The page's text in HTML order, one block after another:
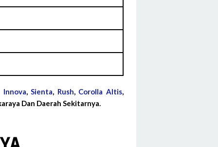
Innova Sienta Rush Corolla Altis,
Dan Daerah Sekitarnya.